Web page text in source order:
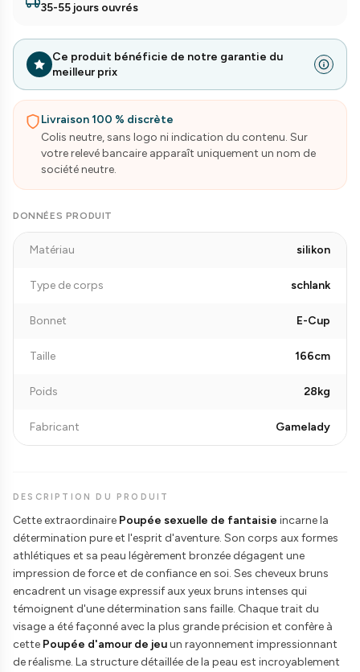
35-55 jours ouvrés
Ce produit bénéficie de notre garantie du
meilleur prix
Livraison 100 % discrète
Colis neutre, sans logo ni indication du contenu. Sur
votre relevé bancaire apparaît uniquement un nom de
société neutre.
DONNÉES PRODUIT
Matériau silikon
Type de corps schlank
Bonnet E-Cup
Taille 166cm
Poids 28kg
Fabricant Gamelady
DESCRIPTION DU PRODUIT
Cette extraordinaire Poupée sexuelle de fantaisie incarne la
détermination pure et l'esprit d'aventure. Son corps aux formes
athlétiques et sa peau légèrement bronzée dégagent une
impression de force et de confiance en soi. Ses cheveux bruns
encadrent un visage expressif aux yeux bruns intenses qui
témoignent d'une détermination sans faille. Chaque trait du
visage a été façonné avec la plus grande précision et confère à
cette Poupée d'amour de jeuun rayonnement impressionnant
de réalisme. La structure détaillée de la peau est incroyablement